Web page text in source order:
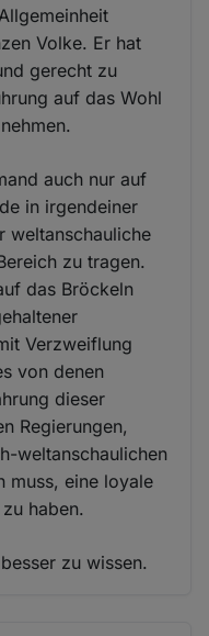
Volke. Er hat
gerecht zu
auf das Wohl
auch nur auf
in irgendeiner
weltanschauliche
zu tragen.
das Bröckeln
Verzweiflung
von denen
dieser
Regierungen,
weltanschaulichen
muss, eine loyale
haben.
zu wissen.